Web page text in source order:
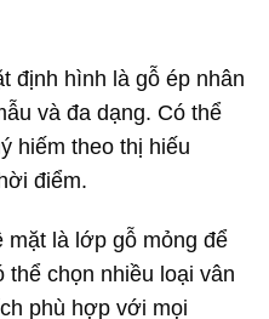
định hình là gỗ ép nhân
và đa dạng. Có thể
hiếm theo thị hiếu
điểm.
mặt là lớp gỗ mỏng để
thể chọn nhiều loại vân
phù hợp với mọi